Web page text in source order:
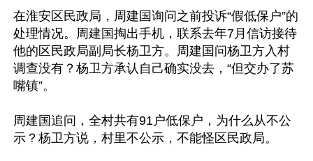
在淮安区民政局，周建国询问之前投诉“假低保户”的
处理情况。周建国掏出手机，联系去年7月信访接待
他的区民政局副局长杨卫方。周建国问杨卫方入村
调查没有？杨卫方承认自己确实没去，“但交办了苏
嘴镇”。
周建国追问，全村共有91户低保户，为什么从不公
示？杨卫方说，村里不公示，不能怪区民政局。